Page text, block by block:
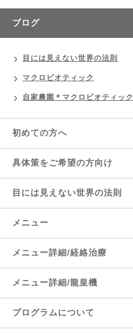
ブログ
目には見えない世界の法則
マクロビオティック
自家農園＊マクロビオティック
初めての方へ
具体策をご希望の方向け
目には見えない世界の法則
メニュー
メニュー詳細/経絡治療
メニュー詳細/龍皇機
プログラムについて